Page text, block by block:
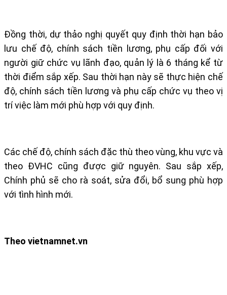
Đồng thời, dự thảo nghị quyết quy định thời hạn bảo
lưu chế độ, chính sách tiền lương, phụ cấp đối với
người giữ chức vụ lãnh đạo, quản lý là 6 tháng kể từ
thời điểm sắp xếp. Sau thời hạn này sẽ thực hiện chế
độ, chính sách tiền lương và phụ cấp chức vụ theo vị
trí việc làm mới phù hợp với quy định.
Các chế độ, chính sách đặc thù theo vùng, khu vực và
theo ĐVHC cũng được giữ nguyên. Sau sắp xếp,
Chính phủ sẽ cho rà soát, sửa đổi, bổ sung phù hợp
với tình hình mới.
Theo vietnamnet.vn